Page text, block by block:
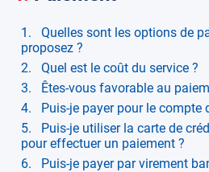
Quelles sont les options de
proposez ?
Quel est le coût du service ?
Êtes-vous favorable au
Puis-je payer pour le compte
Puis-je utiliser la carte de
pour effectuer un paiement ?
Puis-je payer par virement